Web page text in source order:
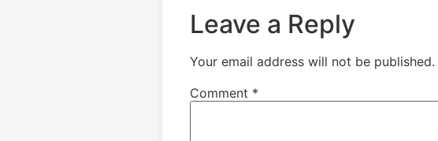
Leave a Reply
Your email address will not be published.
Comment *